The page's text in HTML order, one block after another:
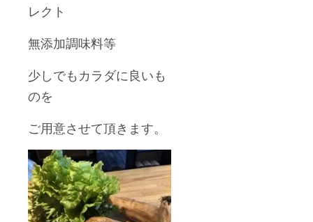
レクト
無添加調味料等
少しでもカラダに良いも
のを
ご用意させて頂きます。